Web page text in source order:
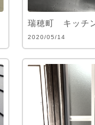
瑞穂町 キッチ
2020/05/14